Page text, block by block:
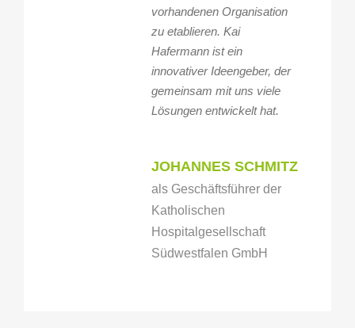
vorhandenen Organisation
zu etablieren. Kai
Hafermann ist ein
innovativer Ideengeber, der
gemeinsam mit uns viele
Lösungen entwickelt hat.
JOHANNES SCHMITZ
als Geschäftsführer der
Katholischen
Hospitalgesellschaft
Südwestfalen GmbH